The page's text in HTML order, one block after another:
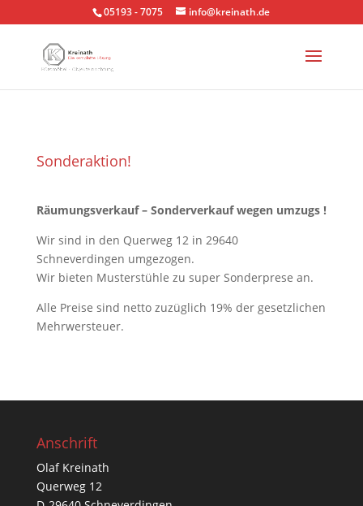
05193 - 7075 info@kreinath.de
Sonderaktion!
Räumungsverkauf – Sonderverkauf wegen umzugs !
Wir sind in den Querweg 12 in 29640
Schneverdingen umgezogen.
Wir bieten Musterstühle zu super Sonderprese an.
Alle Preise sind netto zuzüglich 19% der gesetzlichen
Mehrwersteuer.
Anschrift
Olaf Kreinath
Querweg 12